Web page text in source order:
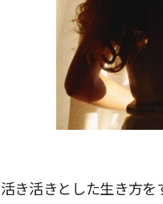
活き活きとした生き方